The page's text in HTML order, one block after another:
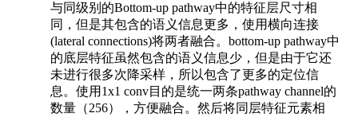
与同级别的Bottom-up pathway中的特征层尺寸相
同，但是其包含的语义信息更多，使用横向连接
(lateral connections)将两者融合。bottom-up pathway中
的底层特征虽然包含的语义信息少，但是由于它还
未进行很多次降采样，所以包含了更多的定位信
息。使用1x1 conv目的是统一两条pathway channel的
数量（256），方便融合。然后将同层特征元素相